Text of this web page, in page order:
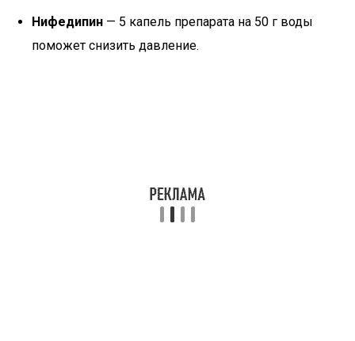
Нифедипин — 5 капель препарата на 50 г воды
поможет снизить давление.